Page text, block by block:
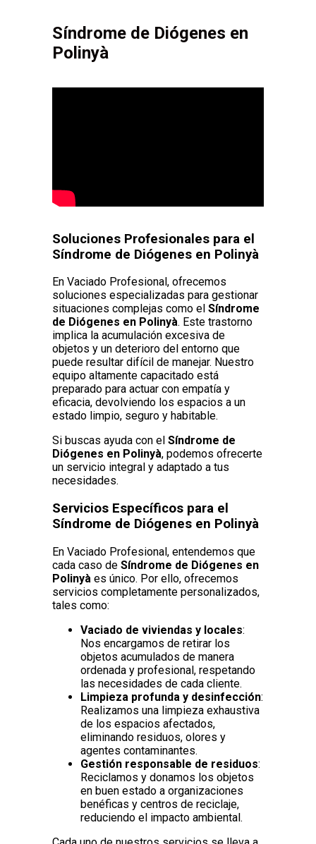
Síndrome de Diógenes en
Polinyà
Soluciones Profesionales para el
Síndrome de Diógenes en Polinyà
En Vaciado Profesional, ofrecemos
soluciones especializadas para gestionar
situaciones complejas como el Síndrome
de Diógenes en Polinyà. Este trastorno
implica la acumulación excesiva de
objetos y un deterioro del entorno que
puede resultar difícil de manejar. Nuestro
equipo altamente capacitado está
preparado para actuar con empatía y
eficacia, devolviendo los espacios a un
estado limpio, seguro y habitable.
Si buscas ayuda con el Síndrome de
Diógenes en Polinyà, podemos ofrecerte
un servicio integral y adaptado a tus
necesidades.
Servicios Específicos para el
Síndrome de Diógenes en Polinyà
En Vaciado Profesional, entendemos que
cada caso de Síndrome de Diógenes en
Polinyà es único. Por ello, ofrecemos
servicios completamente personalizados,
tales como:
Vaciado de viviendas y locales:
Nos encargamos de retirar los
objetos acumulados de manera
ordenada y profesional, respetando
las necesidades de cada cliente.
Limpieza profunda y desinfección:
Realizamos una limpieza exhaustiva
de los espacios afectados,
eliminando residuos, olores y
agentes contaminantes.
Gestión responsable de residuos:
Reciclamos y donamos los objetos
en buen estado a organizaciones
benéficas y centros de reciclaje,
reduciendo el impacto ambiental.